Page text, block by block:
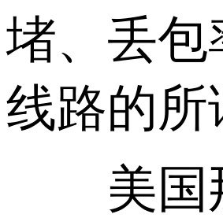
堵、丢
线路的所
美国那